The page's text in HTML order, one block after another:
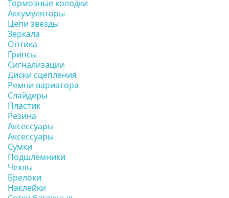
Тормозные колодки
Аккумуляторы
Цепи звезды
Зеркала
Оптика
Грипсы
Сигнализации
Диски сцепления
Ремни вариатора
Слайдеры
Пластик
Резина
Аксессуары
Аксессуары
Сумки
Подшлемники
Чехлы
Брелоки
Наклейки